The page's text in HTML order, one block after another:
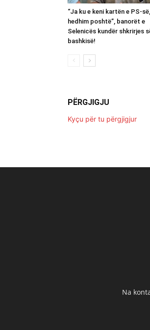
“Ja ku e keni kartën e PS-
hedhim poshtë”, banorët e
Selenicës kundër shkrirjes
bashkisë!
PËRGJIGJU
Kyçu për tu përgjigjur
Na